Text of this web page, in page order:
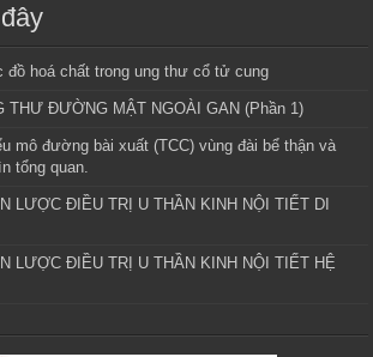
đồ hoá chất trong ung thư cổ tử cung
THƯ ĐƯỜNG MẬT NGOÀI GAN (Phần 1)
mô đường bài xuất (TCC) vùng đài bể thận và
tổng quan.
LƯỢC ĐIỀU TRỊ U THẦN KINH NỘI TIẾT DI
LƯỢC ĐIỀU TRỊ U THẦN KINH NỘI TIẾT HỆ